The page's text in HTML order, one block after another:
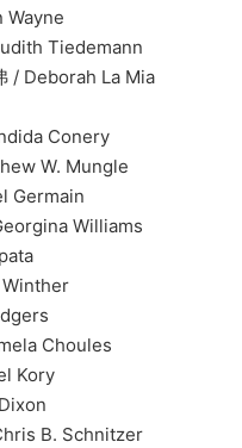
Tiedemann
La Mia
Conery
W. Mungle
Williams
Choules
B. Schnitzer